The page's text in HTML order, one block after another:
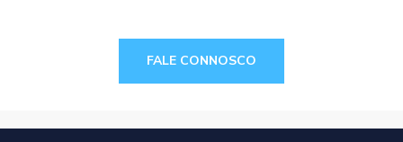
FALE CONNOSCO